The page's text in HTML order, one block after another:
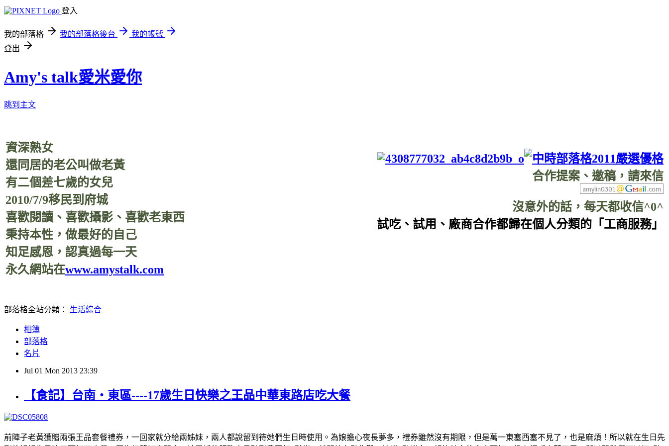
登入
我的部落格 我的部落格後台
我的帳號
登出
Amy's talk愛米愛你
跳到主文
資深熟女
還同居的老公叫做老黃
有二個差七歲的女兒
2010/7/9移民到府城
喜歡閱讀、喜歡攝影、喜歡老東西
秉持本性，做最好的自己
知足感恩，認真過每一天
永久網站在www.amystalk.com
合作提案、邀稿，請來信
沒意外的話，每天都收信^0^
試吃、試用、廠商合作都歸在個人分類的「工商服務」
部落格全站分類： 生活綜合
相簿
部落格
名片
Jul 01 Mon 2013 23:39
【食記】台南‧東區----17歲生日快樂之王品中華東路店吃大餐
前陣子老黃獲贈兩張王品套餐禮券，一回家就分給兩姊妹，兩人都說留到待她們生日時使用。為娘擔心夜長夢多，禮券雖然沒有期限，但是萬一東塞西塞不見了，也是麻煩！所以就在生日先